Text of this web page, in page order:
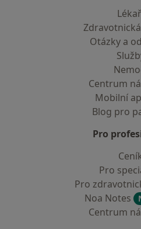
Otázky a
Centrum
Mobilní
Blog pro
Pro
Pro
Pro
Noa Notes
Centrum